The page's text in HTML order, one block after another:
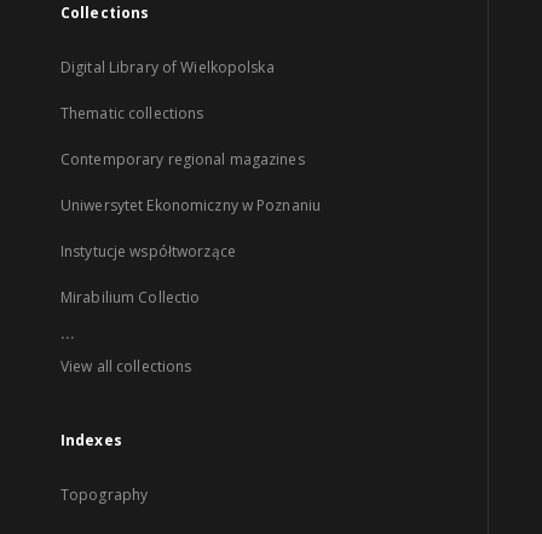
Collections
Digital Library of Wielkopolska
Thematic collections
Contemporary regional magazines
Uniwersytet Ekonomiczny w Poznaniu
Instytucje współtworzące
Mirabilium Collectio
...
View all collections
Indexes
Topography